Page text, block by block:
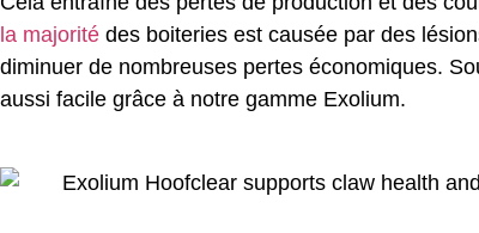
la majorité des boiteries est causée par des
diminuer de nombreuses pertes économiques.
aussi facile grâce à notre gamme Exolium.